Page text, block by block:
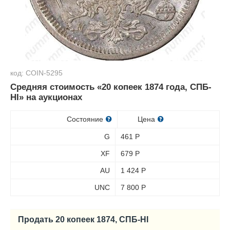
код: COIN-5295
Средняя стоимость «20 копеек 1874 года, СПБ-
HI» на аукционах
Состояние Цена
G 461 Р
XF 679 Р
AU 1 424 Р
UNC 7 800 Р
Продать 20 копеек 1874, СПБ-HI